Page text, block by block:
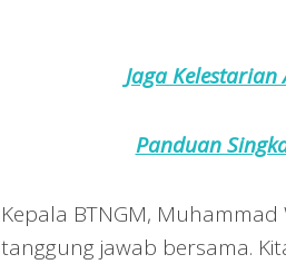
Jaga
Panduan
Kepala BTNGM,
tanggung jawab bersama.